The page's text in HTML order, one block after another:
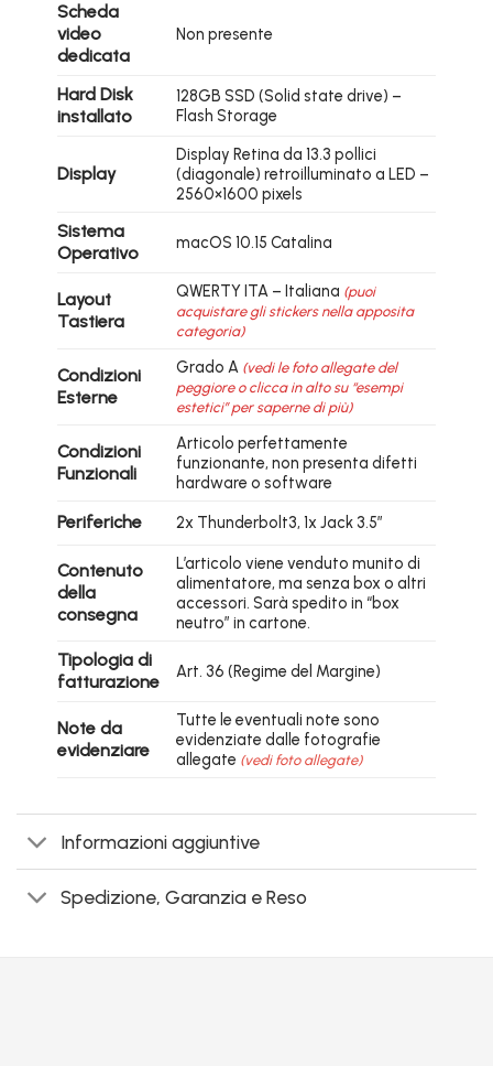
Scheda
video
dedicata
Non presente
Hard Disk
installato
128GB SSD (Solid state drive) –
Flash Storage
Display
Display Retina da 13.3 pollici
(diagonale) retroilluminato a LED –
2560×1600 pixels
Sistema
Operativo
macOS 10.15 Catalina
Layout
Tastiera
QWERTY ITA – Italiana (puoi
acquistare gli stickers nella apposita
categoria)
Condizioni
Esterne
Grado A (vedi le foto allegate del
peggiore o clicca in alto su “esempi
estetici” per saperne di più)
Condizioni
Funzionali
Articolo perfettamente
funzionante, non presenta difetti
hardware o software
Periferiche 2x Thunderbolt3, 1x Jack 3.5″
Contenuto
della
consegna
L’articolo viene venduto munito di
alimentatore, ma senza box o altri
accessori. Sarà spedito in “box
neutro” in cartone.
Tipologia di
fatturazione
Art. 36 (Regime del Margine)
Note da
evidenziare
Tutte le eventuali note sono
evidenziate dalle fotografie
allegate (vedi foto allegate)
Informazioni aggiuntive
Spedizione, Garanzia e Reso